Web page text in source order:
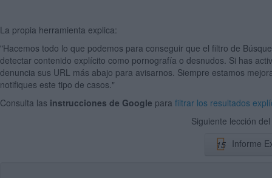
La propia herramienta explica:
"Hacemos todo lo que podemos para conseguir que el filtro de
detectar contenido explícito como pornografía o desnudos. Si has
denuncia sus URL más abajo para avisarnos. Siempre estamos
notifiques este tipo de casos."
Consulta las instrucciones de Google para filtrar los resultados
Siguiente lección del
15 Informe